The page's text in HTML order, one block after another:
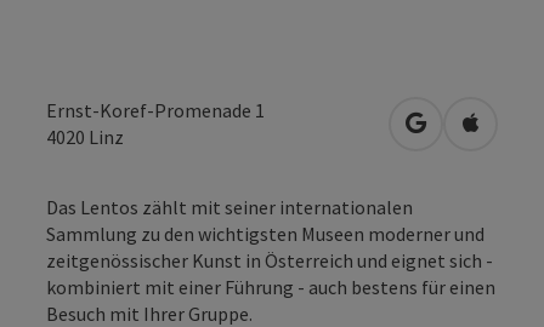
Ernst-Koref-Promenade 1
4020 Linz in Google
in
Das Lentos zählt mit seiner internationalen
Sammlung zu den wichtigsten Museen moderner und
zeitgenössischer Kunst in Österreich und eignet sich -
kombiniert mit einer Führung - auch bestens für einen
Besuch mit Ihrer Gruppe.